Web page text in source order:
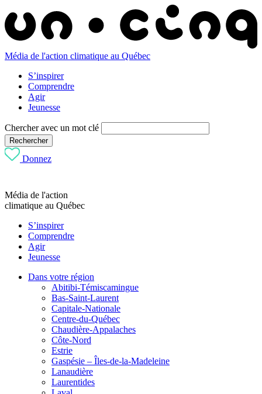
Média de l'action climatique au Québec
S’inspirer
Comprendre
Agir
Jeunesse
Chercher avec un mot clé
Rechercher
Donnez
Média de l'action
climatique au Québec
S’inspirer
Comprendre
Agir
Jeunesse
Dans votre région
Abitibi-Témiscamingue
Bas-Saint-Laurent
Capitale-Nationale
Centre-du-Québec
Chaudière-Appalaches
Côte-Nord
Estrie
Gaspésie – Îles-de-la-Madeleine
Lanaudière
Laurentides